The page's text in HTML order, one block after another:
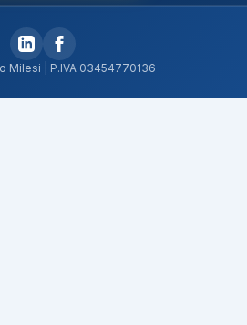
Milesi | P.IVA 03454770136